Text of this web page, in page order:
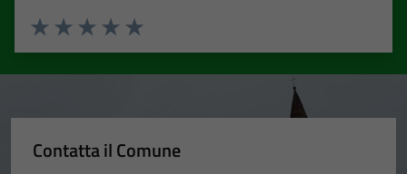
Valuta 5 stelle su 5
Valuta 4 stelle su 5
Valuta 3 stelle su 5
Valuta 2 stelle su 5
Valuta 1 stelle su 5
Contatta il Comune